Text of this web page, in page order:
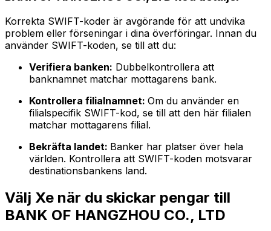
Korrekta SWIFT-koder är avgörande för att undvika
problem eller förseningar i dina överföringar. Innan du
använder SWIFT-koden, se till att du:
Verifiera banken: Dubbelkontrollera att
banknamnet matchar mottagarens bank.
Kontrollera filialnamnet: Om du använder en
filialspecifik SWIFT-kod, se till att den här filialen
matchar mottagarens filial.
Bekräfta landet: Banker har platser över hela
världen. Kontrollera att SWIFT-koden motsvarar
destinationsbankens land.
Välj Xe när du skickar pengar till
BANK OF HANGZHOU CO., LTD